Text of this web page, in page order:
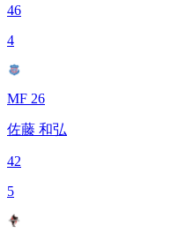
46
4
MF 26
佐藤 和弘
42
5